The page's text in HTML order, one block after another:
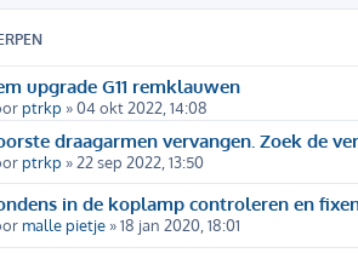
upgrade G11 remklauwen
ptrkp » 04 okt 2022, 14:08
draagarmen vervangen. Zoek de
ptrkp » 22 sep 2022, 13:50
in de koplamp controleren en
malle pietje » 18 jan 2020, 18:01